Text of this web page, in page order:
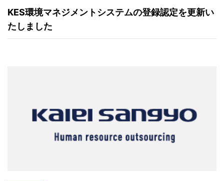
KES環境マネジメントシステムの登録認定を更新い
たしました